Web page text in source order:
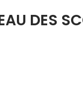
DES